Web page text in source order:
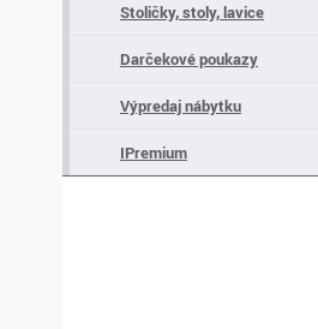
Stoličky, stoly, lavice
Darčekové poukazy
Výpredaj nábytku
IPremium